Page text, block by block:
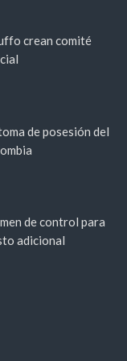
crean comité
de posesión del
de control para
adicional